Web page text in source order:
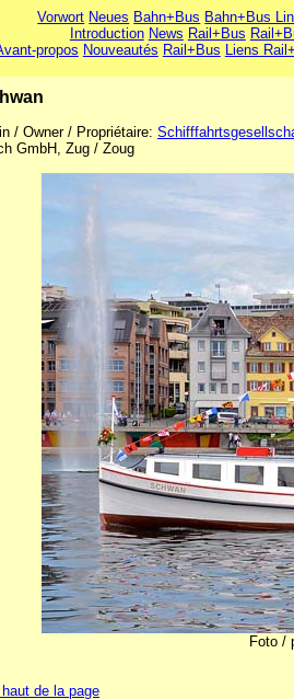
Vorwort Neues Bahn+Bus Bahn+Bus
Introduction News Rail+Bus
propos Nouveautés Rail+Bus Liens
/ Owner / Propriétaire:
GmbH, Zug / Zoug
Foto /
de la page